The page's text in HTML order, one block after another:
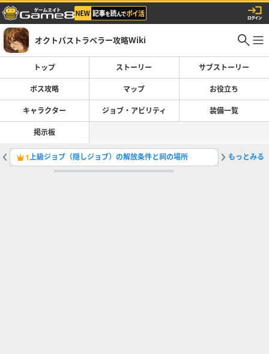
オクトパストラベラー攻略Wiki
トップ ストーリー サブストーリー
ボス攻略 マップ お役立ち
キャラクター ジョブ・アビリティ 装備一覧
掲示板
1上級ジョブ（隠しジョブ）の解放条件と祠の場所 2ストー
もっとみる